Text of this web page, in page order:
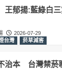
郁揚:藍綠白三
2026-07-29
台灣 菸草減害
治本 台灣禁菸